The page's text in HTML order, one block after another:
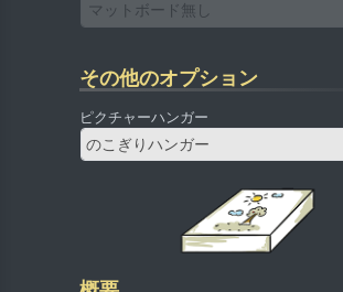
マットボード無し
その他のオプション
ピクチャーハンガー
のこぎりハンガー